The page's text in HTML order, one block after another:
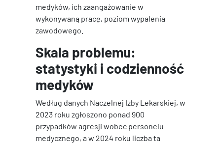
medyków, ich zaangażowanie w
wykonywaną pracę, poziom wypalenia
zawodowego.
Skala problemu:
statystyki i codzienność
medyków
Według danych Naczelnej Izby Lekarskiej, w
2023 roku zgłoszono ponad 900
przypadków agresji wobec personelu
medycznego, a w 2024 roku liczba ta